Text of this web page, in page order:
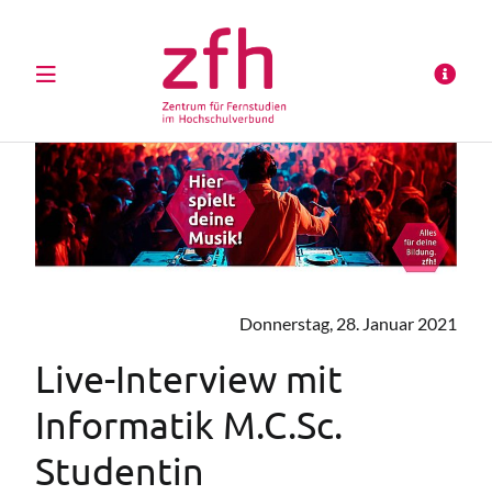
Donnerstag, 28. Januar 2021
Live-Interview mit
Informatik M.C.Sc.
Studentin